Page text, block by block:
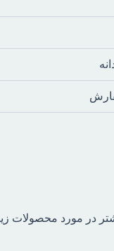
در مورد محصولات